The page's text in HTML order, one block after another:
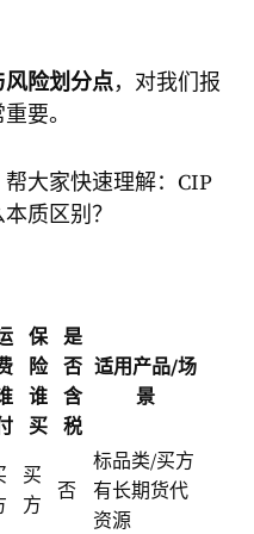
风险划分点，对我们报
要。
大家快速理解：CIP
质区别？
保
险
谁
买
是
否
含
税
适用产品/场
景
买
方
否
标品类/买方
有长期货代
资源